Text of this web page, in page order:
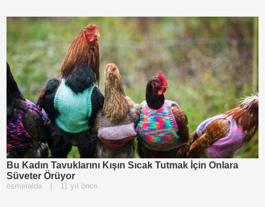
Bu Kadın Tavuklarını Kışın Sıcak Tutmak İçin Onlara
Süveter Örüyor
esmeralda 11 yıl önce